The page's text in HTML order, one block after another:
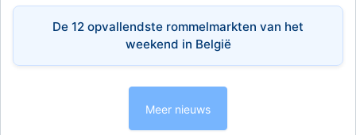
De 12 opvallendste rommelmarkten van het
weekend in België
Meer nieuws